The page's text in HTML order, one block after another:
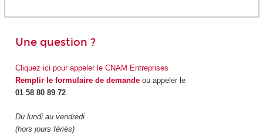
Une question ?
Cliquez ici pour appeler le CNAM Entreprises
Remplir le formulaire de demandeou appeler le
01 58 80 89 72
Du lundi au vendredi
(hors jours fériés)